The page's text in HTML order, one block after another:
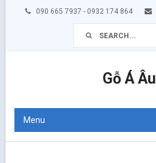
090 665 7937 - 0932 174 864
Gỗ Á Âu
Menu